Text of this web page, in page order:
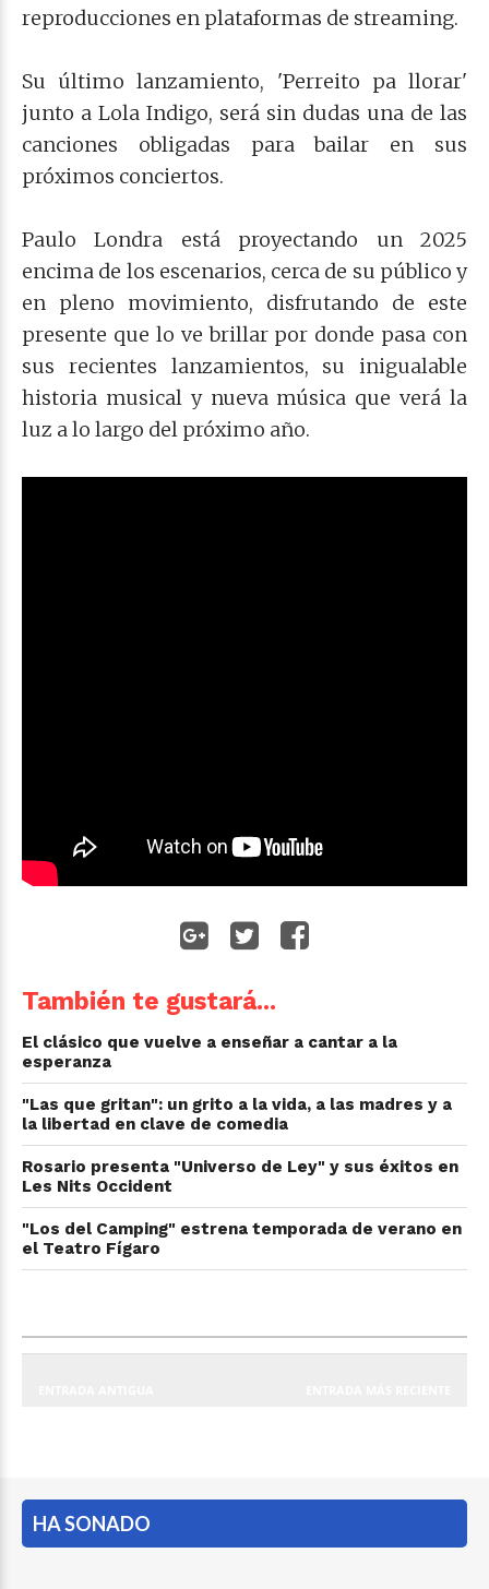
reproducciones en plataformas de streaming.
Su último lanzamiento, 'Perreito pa llorar'
junto a Lola Indigo, será sin dudas una de las
canciones obligadas para bailar en sus
próximos conciertos.
Paulo Londra está proyectando un 2025
encima de los escenarios, cerca de su público y
en pleno movimiento, disfrutando de este
presente que lo ve brillar por donde pasa con
sus recientes lanzamientos, su inigualable
historia musical y nueva música que verá la
luz a lo largo del próximo año.
También te gustará...
El clásico que vuelve a enseñar a cantar a la
esperanza
"Las que gritan": un grito a la vida, a las madres y a
la libertad en clave de comedia
Rosario presenta "Universo de Ley" y sus éxitos en
Les Nits Occident
"Los del Camping" estrena temporada de verano en
el Teatro Fígaro
HA SONADO